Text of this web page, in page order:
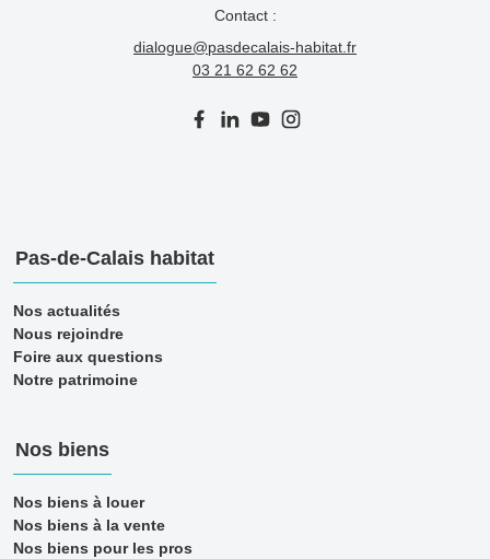
Contact :
dialogue@pasdecalais-habitat.fr
03 21 62 62 62
Pas-de-Calais habitat
Nos actualités
Nous rejoindre
Foire aux questions
Notre patrimoine
Nos biens
Nos biens à louer
Nos biens à la vente
Nos biens pour les pros